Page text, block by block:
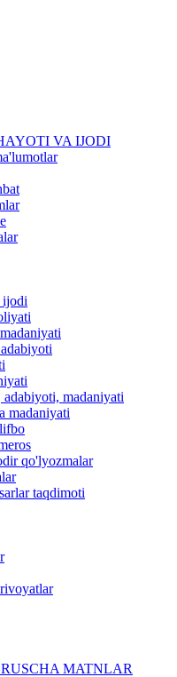
VA IJODI
ijodi
madaniyati
madaniyati
qo'lyozmalar
taqdimoti
MATNLAR